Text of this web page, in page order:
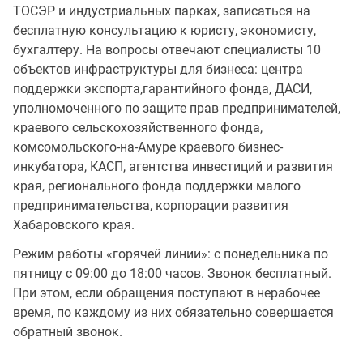
ТОСЭР и индустриальных парках, записаться на
бесплатную консультацию к юристу, экономисту,
бухгалтеру. На вопросы отвечают специалисты 10
объектов инфраструктуры для бизнеса: центра
поддержки экспорта,гарантийного фонда, ДАСИ,
уполномоченного по защите прав предпринимателей,
краевого сельскохозяйственного фонда,
комсомольского-на-Амуре краевого бизнес-
инкубатора, КАСП, агентства инвестиций и развития
края, регионального фонда поддержки малого
предпринимательства, корпорации развития
Хабаровского края.
Режим работы «горячей линии»: с понедельника по
пятницу с 09:00 до 18:00 часов. Звонок бесплатный.
При этом, если обращения поступают в нерабочее
время, по каждому из них обязательно совершается
обратный звонок.